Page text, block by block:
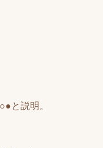
と説明。